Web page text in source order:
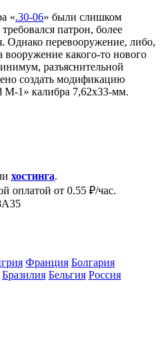
«.30-06» были слишком
патрон, более
Однако перевооружение, либо,
какого-то нового
разъяснительной
создать модификацию
M-1» калибра 7,62х33-мм.
хостинга.
оплатой от 0.55 ₽/час.
Франция Болгария
Бразилия Бельгия Росcия